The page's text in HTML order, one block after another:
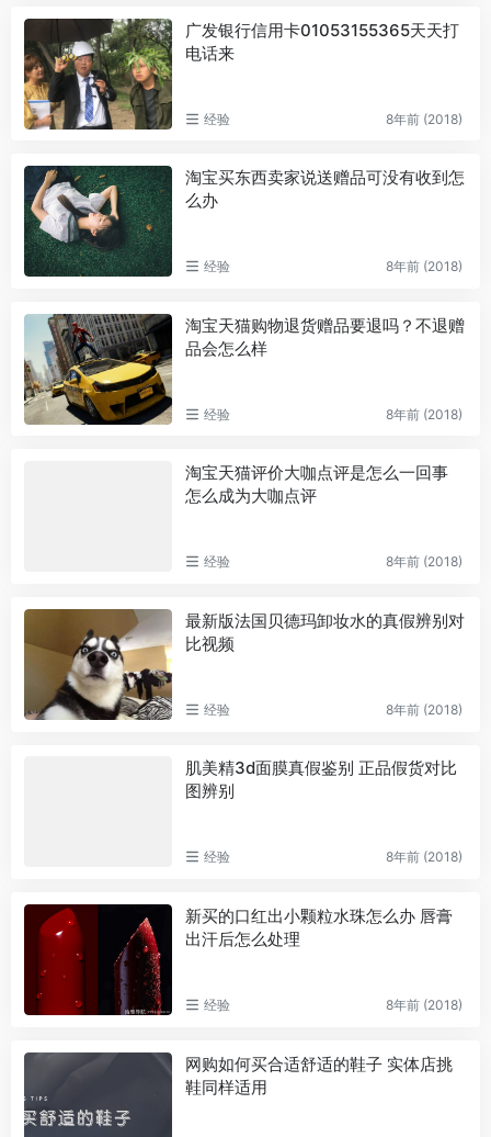
广发银行信用卡01053155365天天打
电话来
经验 8年前 (2018)
淘宝买东西卖家说送赠品可没有收到怎
么办
经验 8年前 (2018)
淘宝天猫购物退货赠品要退吗？不退赠
品会怎么样
经验 8年前 (2018)
淘宝天猫评价大咖点评是怎么一回事
怎么成为大咖点评
经验 8年前 (2018)
最新版法国贝德玛卸妆水的真假辨别对
比视频
经验 8年前 (2018)
肌美精3d面膜真假鉴别 正品假货对比
图辨别
经验 8年前 (2018)
新买的口红出小颗粒水珠怎么办 唇膏
出汗后怎么处理
经验 8年前 (2018)
网购如何买合适舒适的鞋子 实体店挑
鞋同样适用